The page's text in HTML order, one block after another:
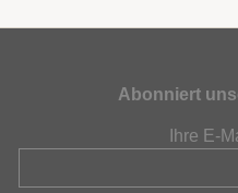
Abonniert
Ihre E-